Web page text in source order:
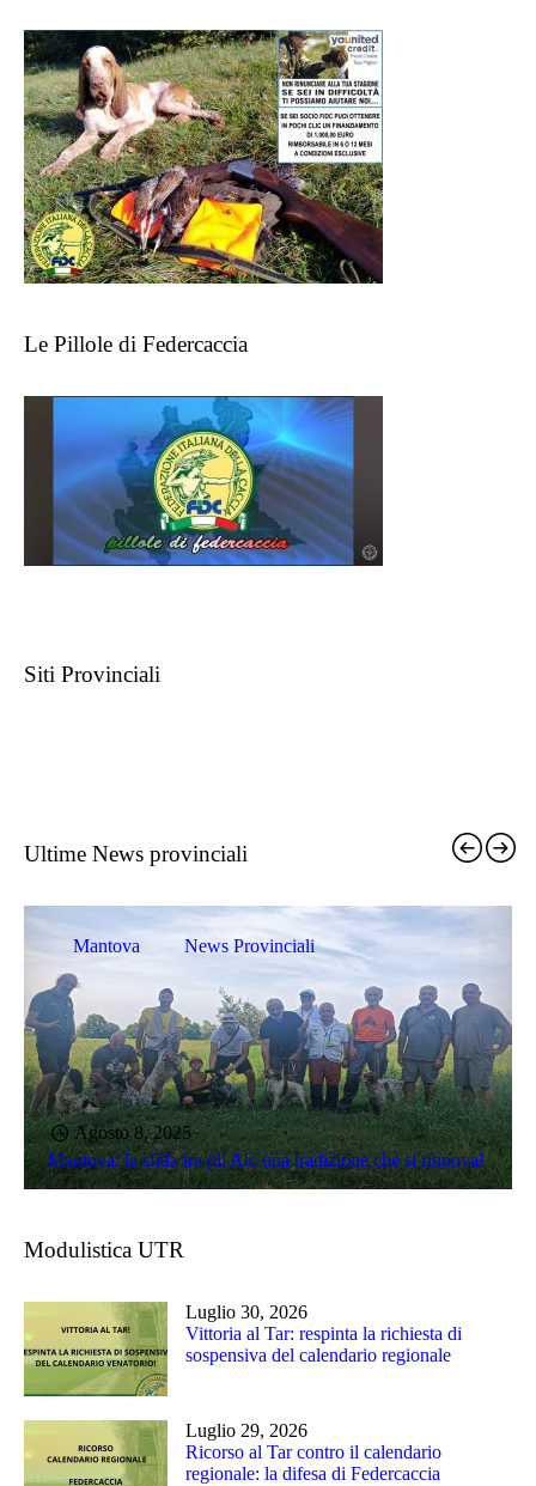
Le Pillole di Federcaccia
Siti Provinciali
Ultime News provinciali
Mantova News Provinciali
Agosto 8, 2025
Mantova: la sfida tra gli Atc una tradizione che si rinnova!
Modulistica UTR
Luglio 30, 2026
Vittoria al Tar: respinta la richiesta di
sospensiva del calendario regionale
Luglio 29, 2026
Ricorso al Tar contro il calendario
regionale: la difesa di Federcaccia